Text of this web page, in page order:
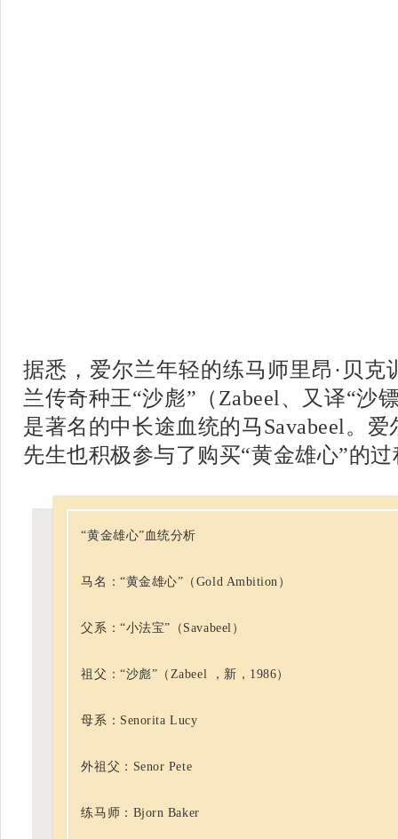
据悉，爱尔兰年轻的练马师里昂·贝克
兰传奇种王“沙彪”（Zabeel、又译“沙
是著名的中长途血统的马Savabeel。
先生也积极参与了购买“黄金雄心”的过
“黄金雄心”血统分析
马名：“黄金雄心”（Gold Ambition）
父系：“小法宝”（Savabeel）
祖父：“沙彪”（Zabeel ，新，1986）
母系：Senorita Lucy
外祖父：Senor Pete
练马师：Bjorn Baker